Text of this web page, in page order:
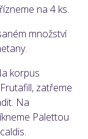
na 4 ks.
množství
korpus
zatřeme
Na
Palettou